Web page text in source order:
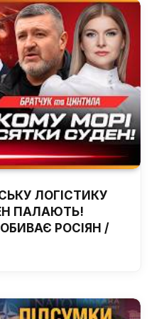
ЛОГІСТИКУ
ПАЛАЮТЬ!
РОСІЯН /